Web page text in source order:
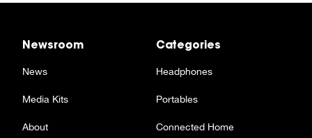
Newsroom
News
Media Kits
About
Categories
Headphones
Portables
Connected Home